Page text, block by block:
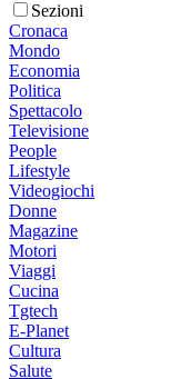
Sezioni
Cronaca
Mondo
Economia
Politica
Spettacolo
Televisione
People
Lifestyle
Videogiochi
Donne
Magazine
Motori
Viaggi
Cucina
Tgtech
E-Planet
Cultura
Salute